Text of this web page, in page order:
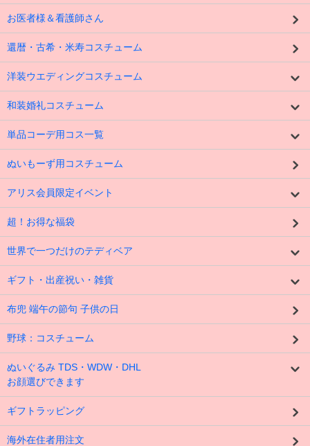
お医者様＆看護師さん
還暦・古希・米寿コスチューム
洋装ウエディングコスチューム
和装婚礼コスチューム
単品コーデ用コス一覧
ぬいもーず用コスチューム
アリス会員限定イベント
超！お得な福袋
世界で一つだけのテディベア
ギフト・出産祝い・雑貨
布兜 端午の節句 子供の日
野球：コスチューム
ぬいぐるみ TDS・WDW・DHL
お顔選びできます
ギフトラッピング
海外在住者用注文